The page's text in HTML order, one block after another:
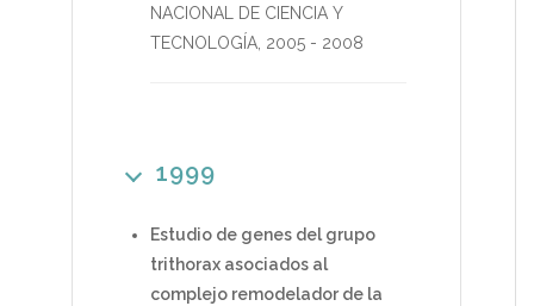
NACIONAL DE CIENCIA Y
TECNOLOGÍA, 2005 - 2008
1999
Estudio de genes del grupo
trithorax asociados al
complejo remodelador de la